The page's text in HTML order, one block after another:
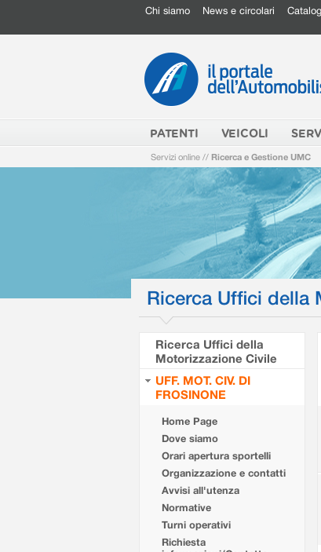
Chi siamo News e circolari
PATENTI VEICOLI
Servizi online // Ricerca e Gestione UMC
Ricerca Uffici della
Ricerca Uffici della
Motorizzazione Civile
UFF. MOT. CIV. DI
FROSINONE
Home Page
Dove siamo
Orari apertura sportelli
Organizzazione e contatti
Avvisi all'utenza
Normative
Turni operativi
Richiesta